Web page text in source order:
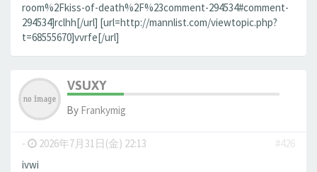
room%2Fkiss-of-death%2F%23comment-294534#comment-
294534]rclhh[/url] [url=http://mannlist.com/viewtopic.php?
t=68555670]vvrfe[/url]
VSUXY
By Frankymig
- 2026年7月31日(金) 22:13
#426
ivwi